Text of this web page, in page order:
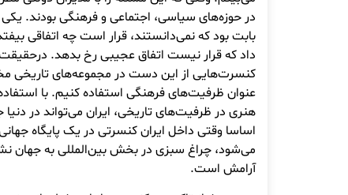
در حوزه‌های سیاسی، اجتماعی و فرهنگی بودند. یکی
بابت بود که نمی‌دانستند، قرار است چه اتفاقی
داد که قرار نیست اتفاق عجیبی رخ بدهد. درحقیقت
کنسرت‌هایی از این دست در مجموعه‌های تاریخی
عنوان ظرفیت‌های فرهنگی استفاده کنیم. با
هنری در ظرفیت‌های تاریخی، ایران می‌تواند در
اساسا وقتی داخل ایران کنسرتی در یک پایگاه جهانی
می‌شود، چراغ سبزی در بخش بین‌المللی به جهان
آرامش است.